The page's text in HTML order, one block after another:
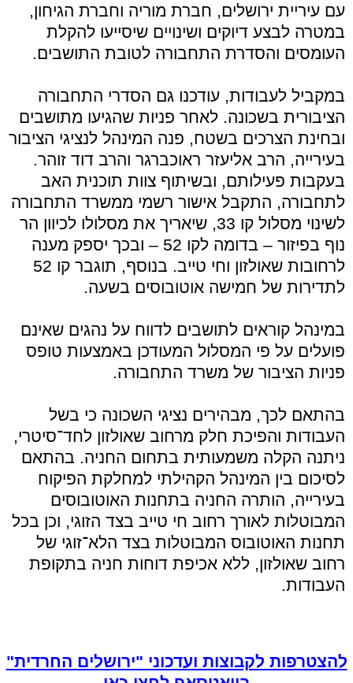
עם עיריית ירושלים, חברת מוריה וחברת הגיחון,
במטרה לבצע דיוקים ושינויים שיסייעו להקלת
העומסים והסדרת התחבורה לטובת התושבים.
במקביל לעבודות, עודכנו גם הסדרי התחבורה
הציבורית בשכונה. לאחר פניות שהגיעו מתושבים
ובחינת הצרכים בשטח, פנה המינהל לנציגי הציבור
בעירייה, הרב אליעזר ראוכברגר והרב דוד זוהר.
בעקבות פעילותם, ובשיתוף צוות תוכנית האב
לתחבורה, התקבל אישור רשמי ממשרד התחבורה
לשינוי מסלול קו 33, שיאריך את מסלולו לכיוון הר
נוף בפיזור – בדומה לקו 52 – ובכך יספק מענה
לרחובות שאולזון וחי טייב. בנוסף, תוגבר קו 52
לתדירות של חמישה אוטובוסים בשעה.
במינהל קוראים לתושבים לדווח על נהגים שאינם
פועלים על פי המסלול המעודכן באמצעות טופס
פניות הציבור של משרד התחבורה.
בהתאם לכך, מבהירים נציגי השכונה כי בשל
העבודות והפיכת חלק מרחוב שאולזון לחד־סיטרי,
ניתנה הקלה משמעותית בתחום החניה. בהתאם
לסיכום בין המינהל הקהילתי למחלקת הפיקוח
בעירייה, הותרה החניה בתחנות האוטובוסים
המבוטלות לאורך רחוב חי טייב בצד הזוגי, וכן בכל
תחנות האוטובוס המבוטלות בצד הלא־זוגי של
רחוב שאולזון, ללא אכיפת דוחות חניה בתקופת
העבודות.
להצטרפות לקבוצות ועדכוני "ירושלים החרדית"